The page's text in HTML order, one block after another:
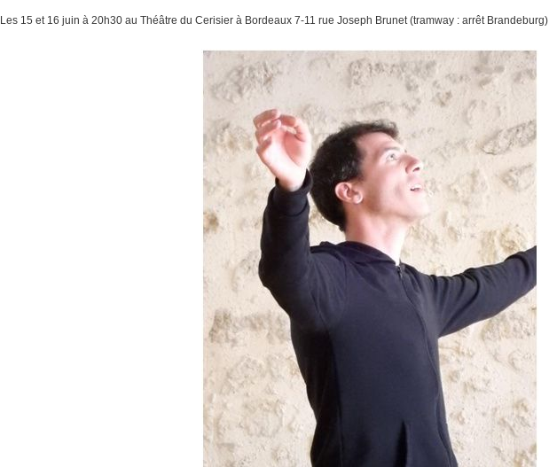
Les 15 et 16 juin à 20h30 au Théâtre du Cerisier à Bordeaux 7-11 rue Joseph Brunet (tramway : arrêt Brandeburg).